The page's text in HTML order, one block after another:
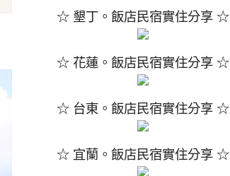
☆ 墾丁。飯店民宿實住分享 ☆
☆ 花蓮。飯店民宿實住分享 ☆
☆ 台東。飯店民宿實住分享 ☆
☆ 宜蘭。飯店民宿實住分享 ☆